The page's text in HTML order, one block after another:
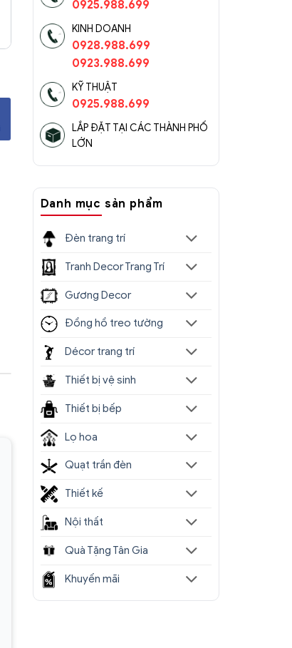
0925.988.699
KINH DOANH
0928.988.699
0923.988.699
KỸ THUẬT
0925.988.699
LẮP ĐẶT TẠI CÁC THÀNH PHỐ
LỚN
Danh mục sản phẩm
Đèn trang trí
Tranh Decor Trang Trí
Gương Decor
Đồng hồ treo tường
Décor trang trí
Thiết bị vệ sinh
Thiết bị bếp
Lọ hoa
Quạt trần đèn
Thiết kế
Nội thất
Quà Tặng Tân Gia
Khuyến mãi